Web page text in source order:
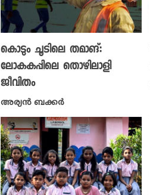
കൊടും ചൂടിലെ തമാങ്:
ലോകകപ്പിലെ തൊഴിലാളി
ജീവിതം
അര്യൻ ബക്കർ